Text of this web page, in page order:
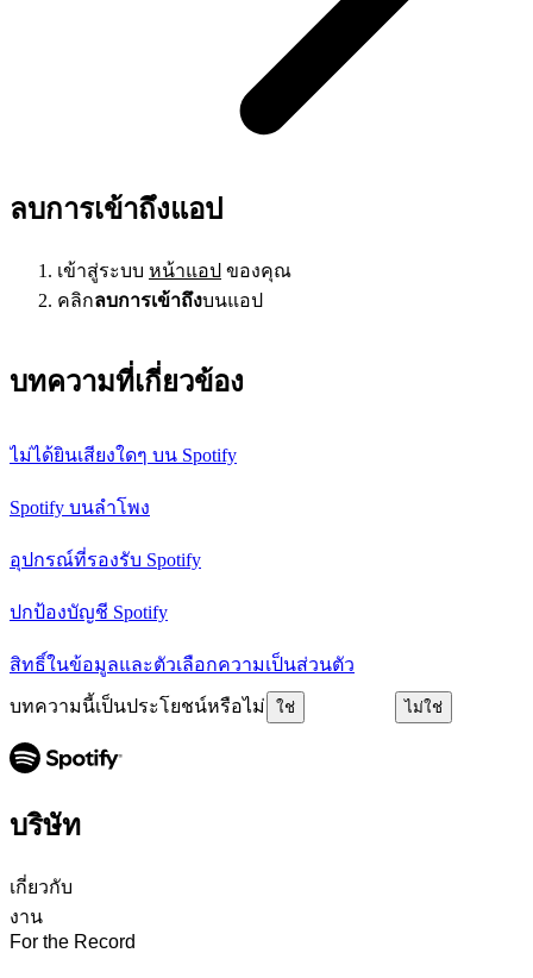
ลบการเข้าถึงแอป
เข้าสู่ระบบ หน้าแอป ของคุณ
คลิกลบการเข้าถึงบนแอป
บทความที่เกี่ยวข้อง
ไม่ได้ยินเสียงใดๆ บน Spotify
Spotify บนลำโพง
อุปกรณ์ที่รองรับ Spotify
ปกป้องบัญชี Spotify
สิทธิ์ในข้อมูลและตัวเลือกความเป็นส่วนตัว
บทความนี้เป็นประโยชน์หรือไม่ ใช่ ไม่ใช่
บริษัท
เกี่ยวกับ
งาน
For the Record